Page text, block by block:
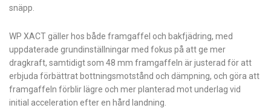
snäpp.
WP XACT gäller hos både framgaffel och bakfjädring, med
uppdaterade grundinställningar med fokus på att ge mer
dragkraft, samtidigt som 48 mm framgaffeln är justerad för att
erbjuda förbättrat bottningsmotstånd och dämpning, och göra att
framgaffeln förblir lägre och mer planterad mot underlag vid
initial acceleration efter en hård landning.